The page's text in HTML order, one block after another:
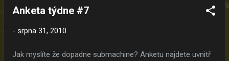
Anketa týdne #7
- srpna 31, 2010
Jak myslíte že dopadne submachine? Anketu najdete uvnitř